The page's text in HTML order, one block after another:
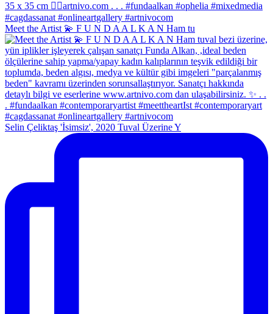
Meet the Artist 💫 F U N D A A L K A N Ham tu
Selin Çeliktaş 'İsimsiz', 2020 Tuval Üzerine Y